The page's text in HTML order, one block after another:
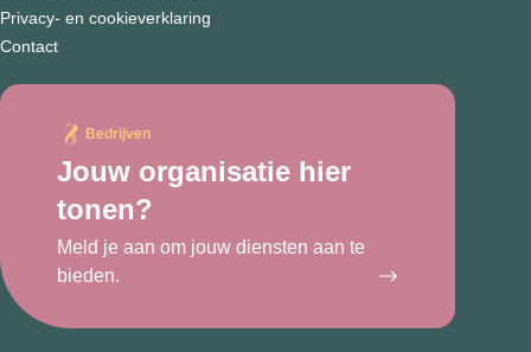
Privacy- en cookieverklaring
Contact
Bedrijven
Jouw organisatie hier
tonen?
Meld je aan om jouw diensten aan te
bieden.